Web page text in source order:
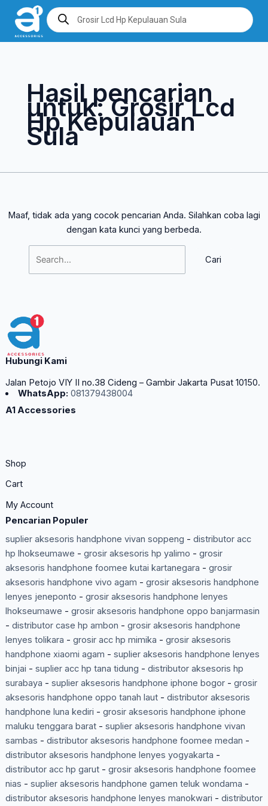
Lewati
konten
Products
search
Hasil pencarian
untuk:Grosir Lcd
Hp Kepulauan
Sula
Maaf, tidak ada yang cocok pencarian Anda. Silahkan coba lagi
dengan kata kunci yang berbeda.
Cari
untuk:
Hubungi Kami
Jalan Petojo VIY II no.38 Cideng – Gambir Jakarta Pusat 10150.
WhatsApp: 081379438004
A1 Accessories
Shop
Cart
My Account
Pencarian Populer
suplier aksesoris handphone vivan soppeng - distributor acc
hp lhokseumawe - grosir aksesoris hp yalimo - grosir
aksesoris handphone foomee kutai kartanegara - grosir
aksesoris handphone vivo agam - grosir aksesoris handphone
lenyes jeneponto - grosir aksesoris handphone lenyes
lhokseumawe - grosir aksesoris handphone oppo banjarmasin
- distributor case hp ambon - grosir aksesoris handphone
lenyes tolikara - grosir acc hp mimika - grosir aksesoris
handphone xiaomi agam - suplier aksesoris handphone lenyes
binjai - suplier acc hp tana tidung - distributor aksesoris hp
surabaya - suplier aksesoris handphone iphone bogor- grosir
aksesoris handphone oppo tanah laut- distributor aksesoris
handphone luna kediri - grosir aksesoris handphone iphone
maluku tenggara barat- suplier aksesoris handphone vivan
sambas - distributor aksesoris handphone foomee medan -
distributor aksesoris handphone lenyes yogyakarta -
distributor acc hp garut- grosir aksesoris handphone foomee
nias - suplier aksesoris handphone gamen teluk wondama -
distributor aksesoris handphone lenyes manokwari - distributor